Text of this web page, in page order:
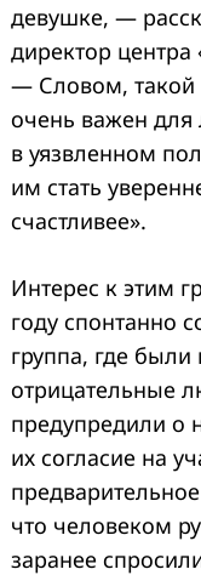
девушке, —
директор центра
— Словом,
очень важен
в уязвленном
им стать
счастливее».
Интерес к этим
году спонтанно
группа, где
отрицательные
предупредили о
их согласие на
что человеком
заранее